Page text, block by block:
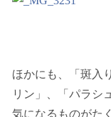
ほかにも、「斑入
リン」、「パラシ
気になるものがた